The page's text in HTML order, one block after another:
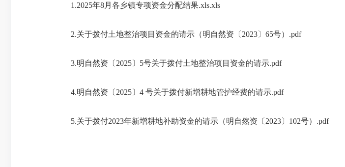
1.2025年8月各乡镇专项资金分配结果.xls.xls
2.关于拨付土地整治项目资金的请示（明自然资〔2023〕65号）.pdf
3.明自然资〔2025〕5号关于拨付土地整治项目资金的请示.pdf
4.明自然资〔2025〕4 号关于拨付新增耕地管护经费的请示.pdf
5.关于拨付2023年新增耕地补助资金的请示（明自然资〔2023〕102号）.pdf